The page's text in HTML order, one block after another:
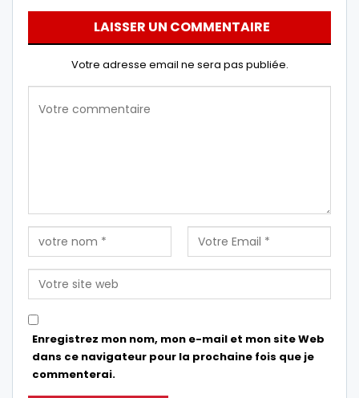
LAISSER UN COMMENTAIRE
Votre adresse email ne sera pas publiée.
Enregistrez mon nom, mon e-mail et mon site Web
dans ce navigateur pour la prochaine fois que je
commenterai.